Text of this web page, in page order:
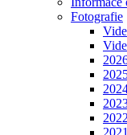
Fotografie
2022
2021